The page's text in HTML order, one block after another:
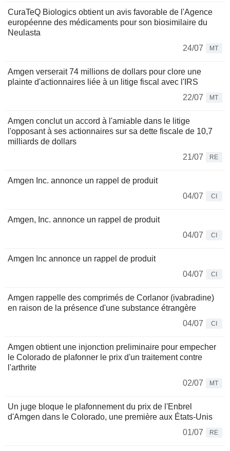
CuraTeQ Biologics obtient un avis favorable de l'Agence
européenne des médicaments pour son biosimilaire du
Neulasta
24/07
MT
Amgen verserait 74 millions de dollars pour clore une
plainte d'actionnaires liée à un litige fiscal avec l'IRS
22/07
MT
Amgen conclut un accord à l'amiable dans le litige
l'opposant à ses actionnaires sur sa dette fiscale de 10,7
milliards de dollars
21/07
RE
Amgen Inc. annonce un rappel de produit
04/07
CI
Amgen, Inc. annonce un rappel de produit
04/07
CI
Amgen Inc annonce un rappel de produit
04/07
CI
Amgen rappelle des comprimés de Corlanor (ivabradine)
en raison de la présence d'une substance étrangère
04/07
CI
Amgen obtient une injonction preliminaire pour empecher
le Colorado de plafonner le prix d'un traitement contre
l'arthrite
02/07
MT
Un juge bloque le plafonnement du prix de l'Enbrel
d'Amgen dans le Colorado, une première aux États-Unis
01/07
RE